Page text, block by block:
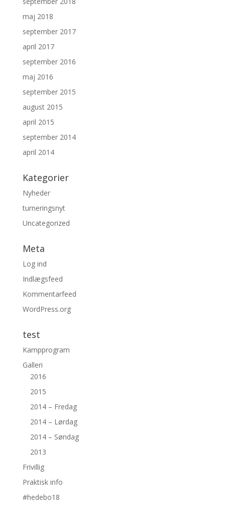
maj 2018
september 2017
april 2017
september 2016
maj 2016
september 2015
august 2015
april 2015
september 2014
april 2014
Kategorier
Nyheder
turneringsnyt
Uncategorized
Meta
Log ind
Indlægsfeed
Kommentarfeed
WordPress.org
test
Kampprogram
Galleri
2016
2015
2014 – Fredag
2014 – Lørdag
2014 – Søndag
2013
Frivillig
Praktisk info
#hedebo18